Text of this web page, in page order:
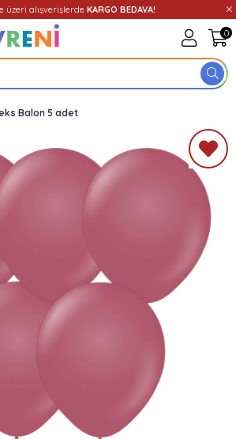
üzeri alışverişlerde KARGO BEDAVA!
0
Üye Girişi Üye Ol
Balon 5 adet